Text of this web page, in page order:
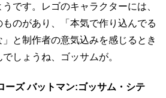
です。レゴのキャラクターには、
のがあり、「本気で作り込んでる
と制作者の意気込みを感じるとき
しょうね、ゴッサムが。
ーズ バットマン:ゴッサム・シテ